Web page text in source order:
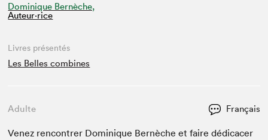
Dominique Bernèche,
Auteur·rice
Livres présentés
Les Belles combines
Adulte Français
Venez ren­con­tr­er Dominique Bernèche et faire dédi­cac­er